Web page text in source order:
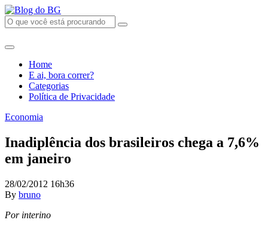
Home
E ai, bora correr?
Categorias
Política de Privacidade
Economia
Inadiplência dos brasileiros chega a 7,6%
em janeiro
28/02/2012 16h36
By bruno
Por interino